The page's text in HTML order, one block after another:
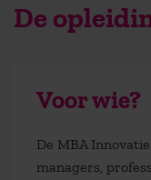
De
Voor wie?
De MBA
managers,